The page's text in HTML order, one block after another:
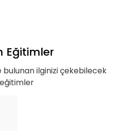
Eğitimler
ilginizi çekebilecek